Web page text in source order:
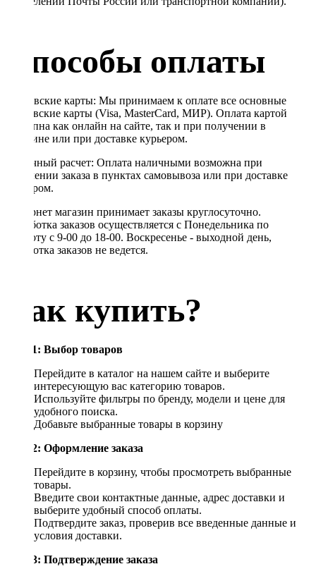
Способы оплаты
Банковские карты: Мы принимаем к оплате все основные
банковские карты (Visa, MasterCard, МИР). Оплата картой
доступна как онлайн на сайте, так и при получении в
магазине или при доставке курьером.
Наличный расчет: Оплата наличными возможна при
получении заказа в пунктах самовывоза или при доставке
курьером.
Интернет магазин принимает заказы круглосуточно.
Обработка заказов осуществляется с Понедельника по
Субботу с 9-00 до 18-00. Воскресенье - выходной день,
обработка заказов не ведется.
Как купить?
Шаг 1: Выбор товаров
Перейдите в каталог на нашем сайте и выберите
интересующую вас категорию товаров.
Используйте фильтры по бренду, модели и цене для
удобного поиска.
Добавьте выбранные товары в корзину
Шаг 2: Оформление заказа
Перейдите в корзину, чтобы просмотреть выбранные
товары.
Введите свои контактные данные, адрес доставки и
выберите удобный способ оплаты.
Подтвердите заказ, проверив все введенные данные и
условия доставки.
Шаг 3: Подтверждение заказа